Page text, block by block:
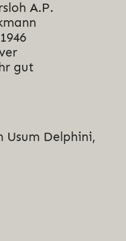
A.P.
gut
Usum Delphini,